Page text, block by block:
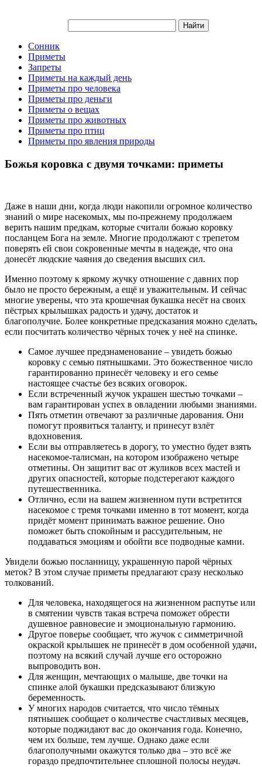
Сонник
Приметы
Запреты
Приметы на каждый день
Приметы про человека
Приметы про деньги
Приметы о вещах
Приметы про животных
Приметы про птиц
Приметы про явления природы
Божья коровка с двумя точками: приметы
Даже в наши дни, когда люди накопили огромное количество
знаний о мире насекомых, мы по-прежнему продолжаем
верить нашим предкам, которые считали божью коровку
посланцем Бога на земле. Многие продолжают с трепетом
поверять ей свои сокровенные мечты в надежде, что она
донесёт людские чаяния до сведения высших сил.
Именно поэтому к яркому жучку отношение с давних пор
было не просто бережным, а ещё и уважительным. И сейчас
многие уверены, что эта крошечная букашка несёт на своих
пёстрых крылышках радость и удачу, достаток и
благополучие. Более конкретные предсказания можно сделать,
если посчитать количество чёрных точек у неё на спинке.
Самое лучшее предзнаменование – увидеть божью
коровку с семью пятнышками. Это божественное число
гарантированно принесёт человеку и его семье
настоящее счастье без всяких оговорок.
Если встреченный жучок украшен шестью точками –
вам гарантирован успех в овладении любыми знаниями.
Пять отметин отвечают за различные дарования. Они
помогут проявиться таланту, и принесут взлёт
вдохновения.
Если вы отправляетесь в дорогу, то уместно будет взять
насекомое-талисман, на котором изображено четыре
отметины. Он защитит вас от жуликов всех мастей и
других опасностей, которые подстерегают каждого
путешественника.
Отлично, если на вашем жизненном пути встретится
насекомое с тремя точками именно в тот момент, когда
придёт момент принимать важное решение. Оно
поможет быть спокойным и рассудительным, не
поддаваться эмоциям и обойти все подводные камни.
Увидели божью посланницу, украшенную парой чёрных
меток? В этом случае приметы предлагают сразу несколько
толкований.
Для человека, находящегося на жизненном распутье или
в смятении чувств такая встреча поможет обрести
душевное равновесие и эмоциональную гармонию.
Другое поверье сообщает, что жучок с симметричной
окраской крылышек не принесёт в дом особенной удачи,
поэтому на всякий случай лучше его осторожно
выпроводить вон.
Для женщин, мечтающих о малыше, две точки на
спинке алой букашки предсказывают близкую
беременность.
У многих народов считается, что число тёмных
пятнышек сообщает о количестве счастливых месяцев,
которые поджидают вас до окончания года. Конечно,
чем их больше, тем лучше. Однако даже если
благополучными окажутся только два – это всё же
гораздо предпочтительнее сплошной полосы неудач.